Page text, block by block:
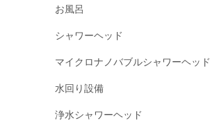
お風呂
シャワーヘッド
マイクロナノバブルシャワーヘッド
水回り設備
浄水シャワーヘッド